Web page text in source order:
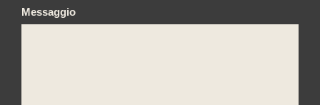
Messaggio